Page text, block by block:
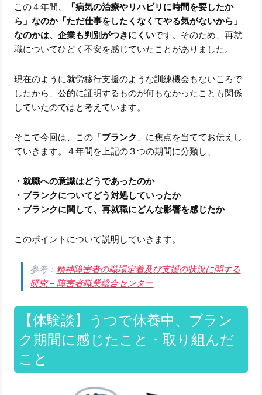
この４年間、
「病気の治療やリハビリに時間を要したか
ら」なのか「ただ仕事をしたくなくてやる気がないから」
なのかは、企業も判別がつきにくいです。そのため、再就
職についてひどく不安を感じていたことがありました。
現在のように就労移行支援のような訓練機会もないころで
したから、公的に証明するものが何もなかったことも関係
していたのではと考えています。
そこで今回は、この「ブランク 」に焦点を当ててお伝えし
ていきます。４年間を上記の３つの期間に分類し、
・就職への意識はどうであったのか
・ブランクについてどう対処していったか
・ブランクに関して、再就職にどんな影響を感じたか
このポイントについて説明していきます。
参考： 精神障害者の職場定着及び支援の状況に関する
研究 – 障害者職業総合センター
【体験談】うつで休養中、ブラン
ク期間に感じたこと・取り組んだ
こと